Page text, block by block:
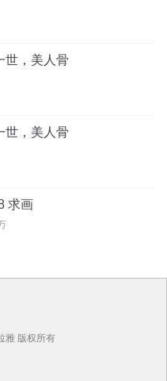
世，美人骨
世，美人骨
求画
雅 版权所有